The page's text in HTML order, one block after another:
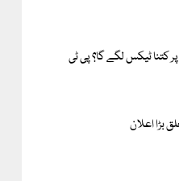
پاکستان میں آئی فون 17 پر کتنا ٹیکس لگے گا؟ پی ٹی